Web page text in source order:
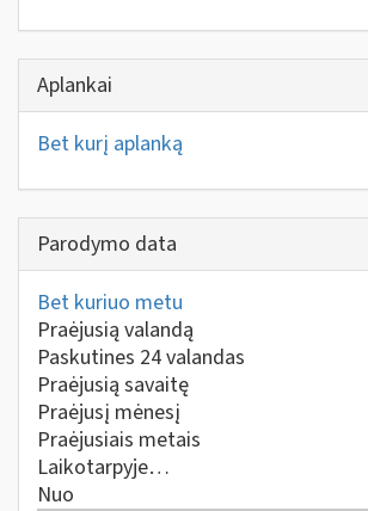
Aplankai
Bet kurį aplanką
Parodymo data
Bet kuriuo metu
Praėjusią valandą
Paskutines 24 valandas
Praėjusią savaitę
Praėjusį mėnesį
Praėjusiais metais
Laikotarpyje…
Nuo